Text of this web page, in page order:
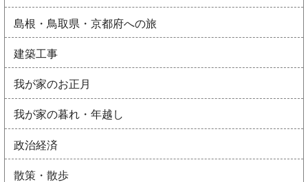
島根・鳥取県・京都府への旅
建築工事
我が家のお正月
我が家の暮れ・年越し
政治経済
散策・散歩